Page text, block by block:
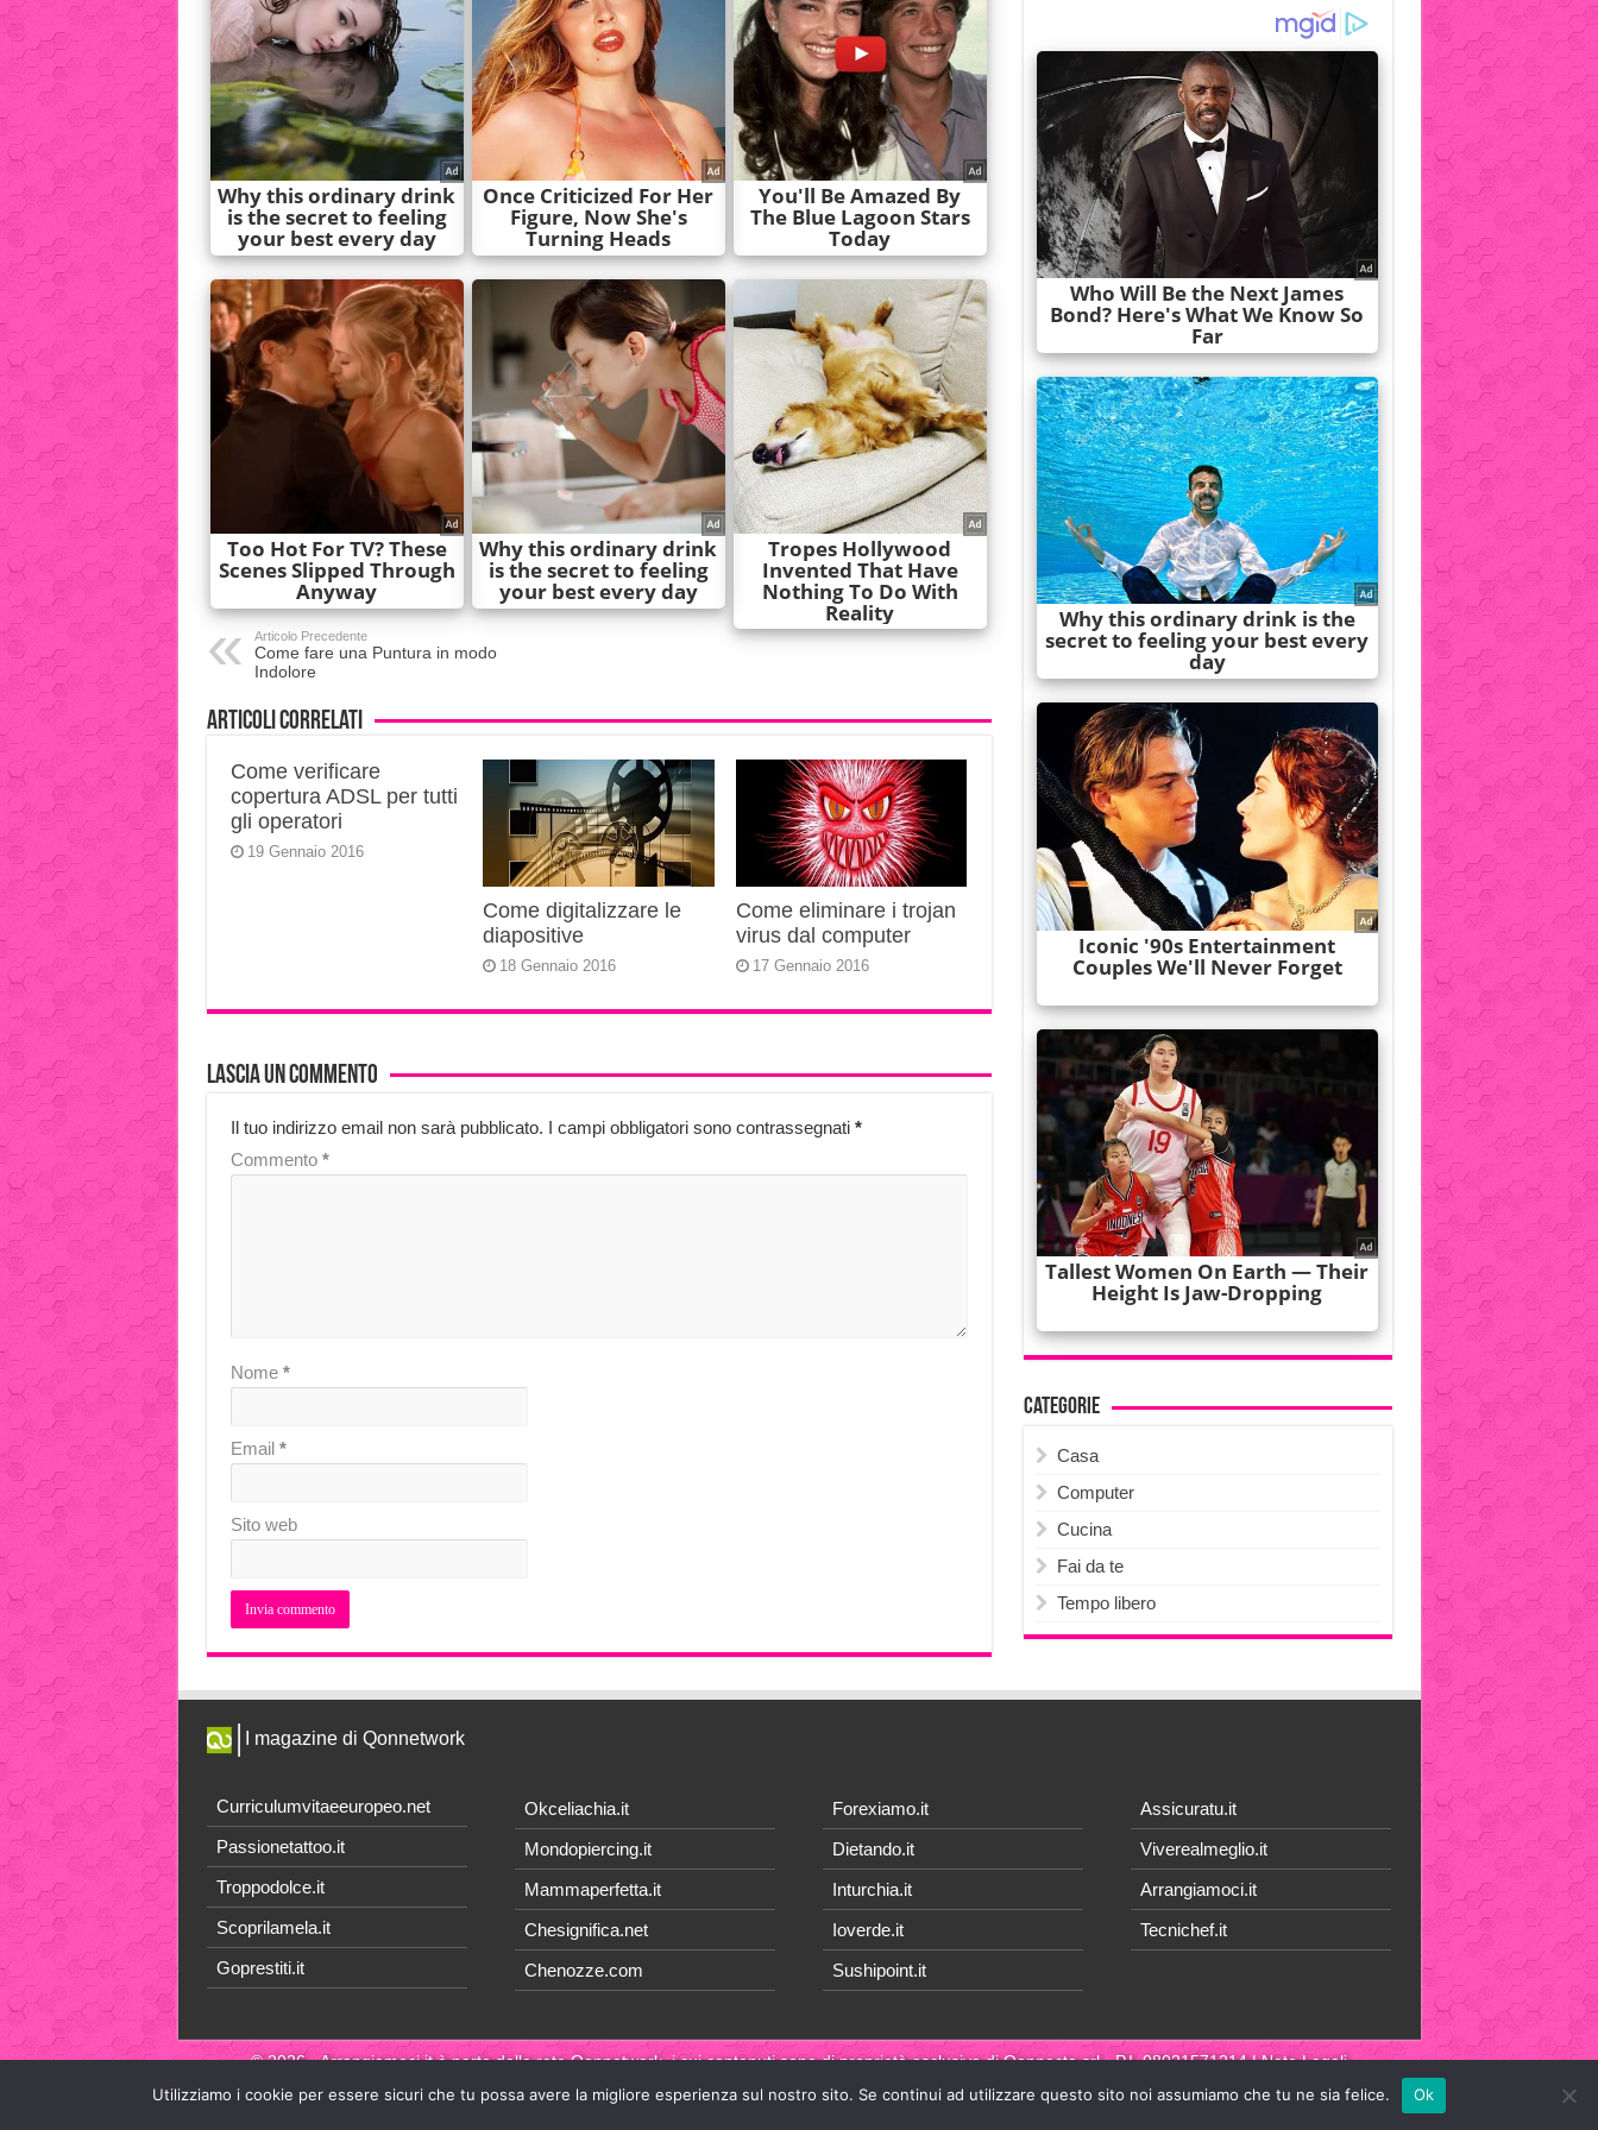
Articolo Precedente
Come fare una Puntura in modo
Indolore
Articoli correlati
Come verificare
copertura ADSL per tutti
gli operatori
19 Gennaio 2016
Come digitalizzare le
diapositive
18 Gennaio 2016
Come eliminare i trojan
virus dal computer
17 Gennaio 2016
Lascia un commento
Il tuo indirizzo email non sarà pubblicato. I campi obbligatori sono contrassegnati *
Commento *
Nome *
Email *
Sito web
Categorie
Casa
Computer
Cucina
Fai da te
Tempo libero
I magazine di Qonnetwork
Curriculumvitaeeuropeo.net
Passionetattoo.it
Troppodolce.it
Scoprilamela.it
Goprestiti.it
Okceliachia.it
Mondopiercing.it
Mammaperfetta.it
Chesignifica.net
Chenozze.com
Forexiamo.it
Dietando.it
Inturchia.it
Ioverde.it
Sushipoint.it
Assicuratu.it
Viverealmeglio.it
Arrangiamoci.it
Tecnichef.it
© 2026 - Arrangiamoci.it è parte della rete Qonnetwork, i cui contenuti sono di proprietà esclusiva diQonnecta srl- P.I. 08021571214 |Note Legali
Utilizziamo i cookie per essere sicuri che tu possa avere la migliore esperienza sul nostro sito. Se continui ad utilizzare questo sito noi assumiamo che tu ne sia felice.
Ok